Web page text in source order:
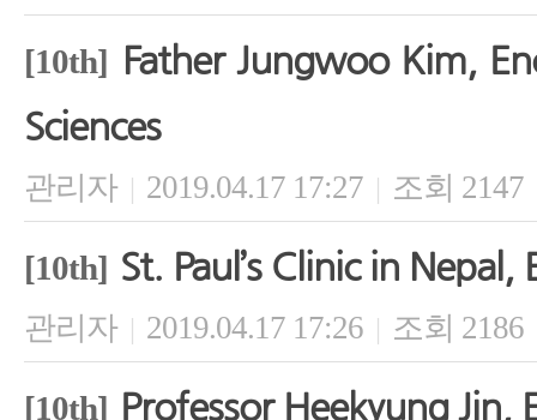
[10th] Father Jungwoo Kim,
Sciences
관리자 | 2019.04.17 17:27 | 조회 2147
[10th] St. Paul’s Clinic in
관리자 | 2019.04.17 17:26 | 조회 2186
[10th] Professor Heekyung Jin,